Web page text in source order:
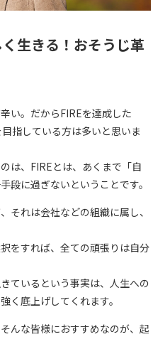
生きる！おそうじ革
い。だからFIREを達成した
指している方は多いと思いま
は、FIREとは、あくまで「自
段に過ぎないということです。
それは会社などの組織に属し、
をすれば、全ての頑張りは自分
ているという事実は、人生への
く底上げしてくれます。
んな皆様におすすめなのが、 起